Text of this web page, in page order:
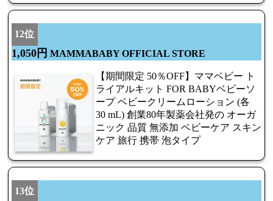
12位
1,050円 MAMMABABY OFFICIAL STORE
【期間限定 50％OFF】ママベビー ト
ライアルキット FOR BABYベビーソ
ープ ベビークリームローション (各
30 mL) 創業80年製薬会社発の オーガ
ニック 品質 無添加 ベビーケア スキン
ケア 旅行 携帯 泡タイプ
13位